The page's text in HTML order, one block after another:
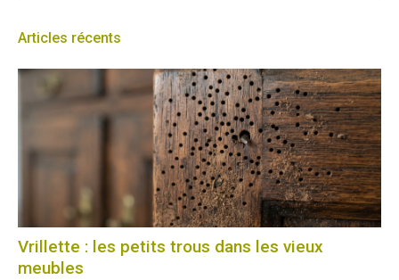
Articles récents
Vrillette : les petits trous dans les vieux
meubles